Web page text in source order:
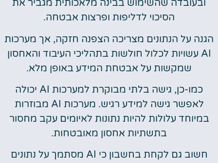
ובעובדה שהשימוש בבינה מלאכותית מגביר את
הסיכוי לדליפות ופרצות אבטחה.
הגנה על הנתונים מצריכה הצפנה חזקה, אך מערכות
AI עשויות לכלול חולשות בתהליכי העיבוד והאחסון
שמקשות על אבטחת המידע באופן מלא.
כמו-כן, גישה בלתי מבוקרת למערכות AI יכולה
לאפשר גישה למידע רגיש. מערכות AI מבוזרות
במיוחד עלולות להיות נתונות לאיומים עקב מחסור
בתשתיות אחסון מאובטחות.
חשוב גם לקחת בחשבון כי AI מסתמך על נתונים